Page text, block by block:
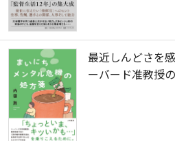
最近しんどさを
ーバード准教授